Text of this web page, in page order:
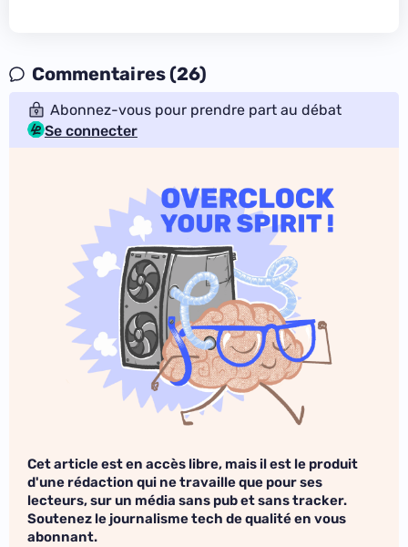
Commentaires (26)
Abonnez-vous pour prendre part au débat
Se connecter
Cet article est en accès libre, mais il est le produit
d'une rédaction qui ne travaille que pour ses
lecteurs, sur un média sans pub et sans tracker.
Soutenez le journalisme tech de qualité en vous
abonnant.